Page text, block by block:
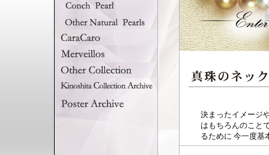
決まったイメージ
はもちろんのこと
るために 今一度基